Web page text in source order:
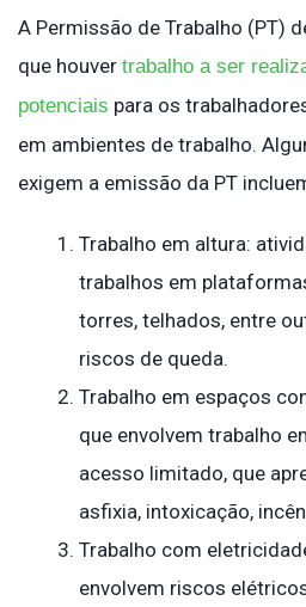
A Permissão de Trabalho (PT)
que houver trabalho a ser
potenciais para os
em ambientes de trabalho.
exigem a emissão da PT
Trabalho em altura:
trabalhos em
torres, telhados, entre
riscos de queda.
Trabalho em espaços
que envolvem trabalho
acesso limitado, que
asfixia, intoxicação,
Trabalho com
envolvem riscos